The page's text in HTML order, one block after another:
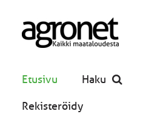
Etusivu Haku
Rekisteröidy